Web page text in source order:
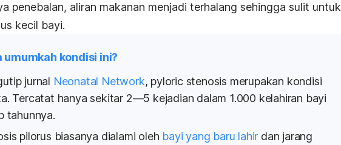
penebalan, aliran makanan menjadi terhalang sehingga sulit untuk
kecil bayi.
umumkah kondisi ini?
jurnal Neonatal Network, pyloric stenosis merupakan kondisi
Tercatat hanya sekitar 2—5 kejadian dalam 1.000 kelahiran bayi
tahunnya.
pilorus biasanya dialami oleh bayi yang baru lahir dan jarang